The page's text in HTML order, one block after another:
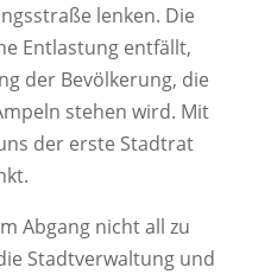
lenken. Die
Entlastung entfällt,
der Bevölkerung, die
stehen wird. Mit
der erste Stadtrat
Abgang nicht all zu
Stadtverwaltung und